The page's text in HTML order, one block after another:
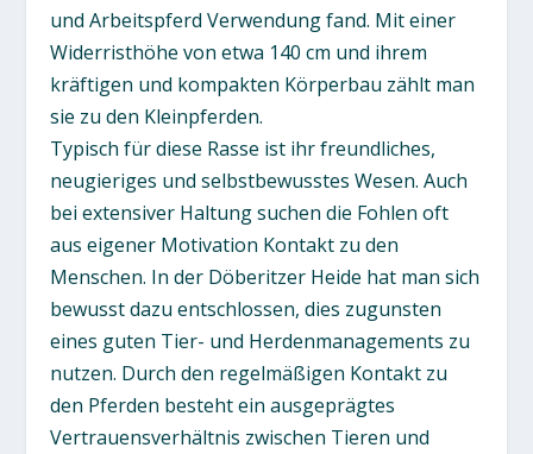
und Arbeitspferd Verwendung fand. Mit einer
Widerristhöhe von etwa 140 cm und ihrem
kräftigen und kompakten Körperbau zählt man
sie zu den Kleinpferden.
Typisch für diese Rasse ist ihr freundliches,
neugieriges und selbstbewusstes Wesen. Auch
bei extensiver Haltung suchen die Fohlen oft
aus eigener Motivation Kontakt zu den
Menschen. In der Döberitzer Heide hat man sich
bewusst dazu entschlossen, dies zugunsten
eines guten Tier- und Herdenmanagements zu
nutzen. Durch den regelmäßigen Kontakt zu
den Pferden besteht ein ausgeprägtes
Vertrauensverhältnis zwischen Tieren und